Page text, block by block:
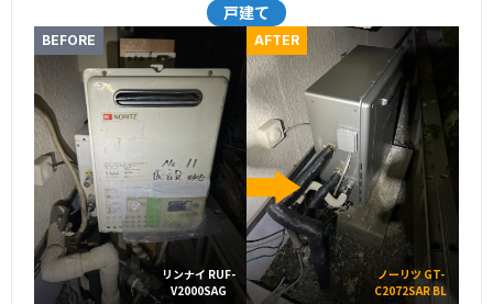
戸建て
BEFORE
リンナイ RUF-
V2000SAG
AFTER
ノーリツ GT-
C2072SAR BL